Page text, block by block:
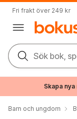
Fri frakt över 249 kr
Sök bok,
Skapa
Barn och ungdom